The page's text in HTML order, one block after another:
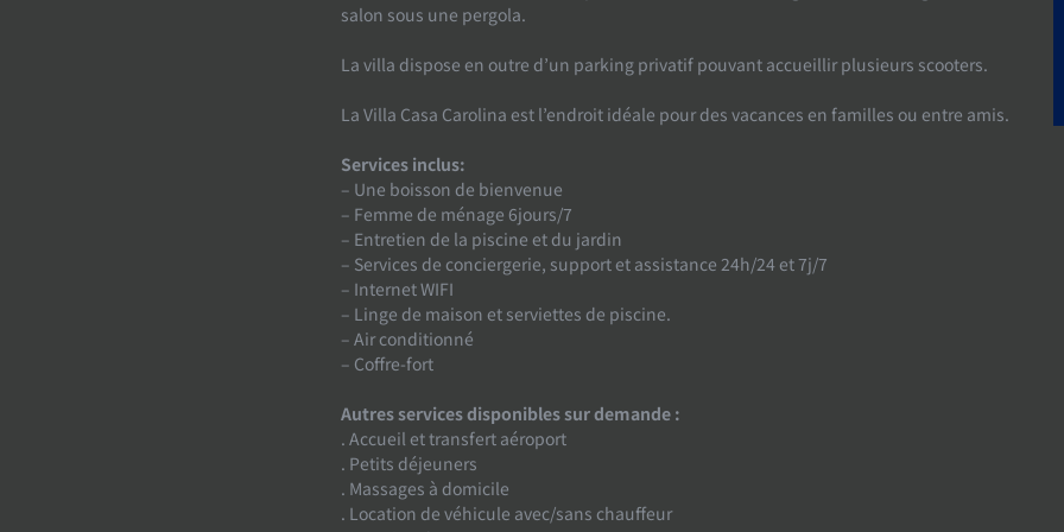
salon sous une pergola.
La villa dispose en outre d’un parking privatif pouvant accueillir plusieurs scooters.
La Villa Casa Carolina est l’endroit idéale pour des vacances en familles ou entre amis.
Services inclus:
– Une boisson de bienvenue
– Femme de ménage 6jours/7
– Entretien de la piscine et du jardin
– Services de conciergerie, support et assistance 24h/24 et 7j/7
– Internet WIFI
– Linge de maison et serviettes de piscine.
– Air conditionné
– Coffre-fort
Autres services disponibles sur demande :
. Accueil et transfert aéroport
. Petits déjeuners
. Massages à domicile
. Location de véhicule avec/sans chauffeur